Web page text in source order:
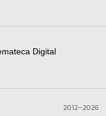
Digital
2012—2026